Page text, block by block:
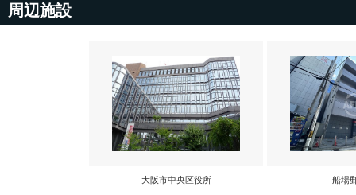
周辺施設
大阪市中央区役所 船場